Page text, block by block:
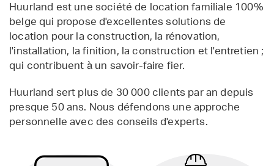
Huurland est une société de location familiale 100%
belge qui propose d'excellentes solutions de
location pour la construction, la rénovation,
l'installation, la finition, la construction et l'entretien ;
qui contribuent à un savoir-faire fier.
Huurland sert plus de 30 000 clients par an depuis
presque 50 ans. Nous défendons une approche
personnelle avec des conseils d'experts.